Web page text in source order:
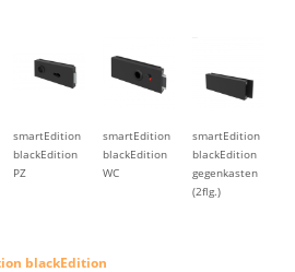
smartEdition
blackEdition
PZ
smartEdition
blackEdition
WC
smartEdition
blackEdition
gegenkasten
(2flg.)
blackEdition